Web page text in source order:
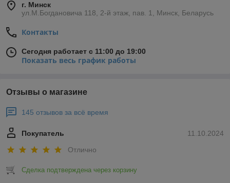
г. Минск
ул.М.Богдановича 118, 2-й этаж, пав. 1, Минск, Беларусь
Контакты
Сегодня работает с 11:00 до 19:00
Показать весь график работы
Отзывы о магазине
145 отзывов за всё время
11.10.2024
Покупатель
Отлично
Сделка подтверждена через корзину